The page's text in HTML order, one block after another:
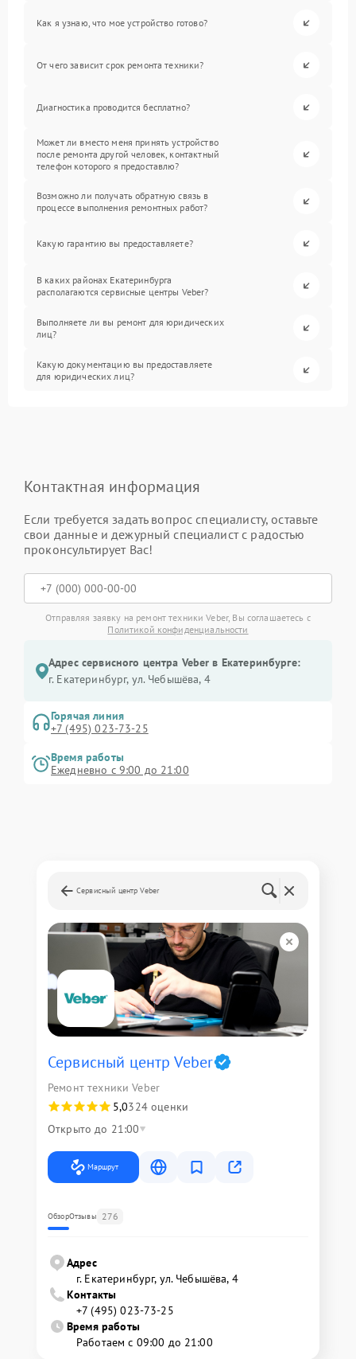
Как я узнаю, что мое устройство готово?
От чего зависит срок ремонта техники?
Диагностика проводится бесплатно?
Может ли вместо меня принять устройство
после ремонта другой человек, контактный
телефон которого я предоставлю?
Возможно ли получать обратную связь в
процессе выполнения ремонтных работ?
Какую гарантию вы предоставляете?
В каких районах Екатеринбурга
располагаются сервисные центры Veber?
Выполняете ли вы ремонт для юридических
лиц?
Какую документацию вы предоставляете
для юридических лиц?
Контактная информация
Если требуется задать вопрос специалисту, оставьте
свои данные и дежурный специалист с радостью
проконсультирует Вас!
Отправляя заявку на ремонт техники Veber, Вы соглашаетесь с
Политикой конфиденциальности
Адрес сервисного центра Veber в Екатеринбурге:
г. Екатеринбург, ул. Чебышёва, 4
Горячая линия
+7 (495) 023-73-25
Время работы
Ежедневно с 9:00 до 21:00
Сервисный центр Veber
Сервисный центр Veber
Ремонт техники Veber
5,0324 оценки
Открыто до 21:00
Маршрут
ОбзорОтзывы 276
Адрес
г. Екатеринбург, ул. Чебышёва, 4
Контакты
+7 (495) 023-73-25
Время работы
Работаем с 09:00 до 21:00